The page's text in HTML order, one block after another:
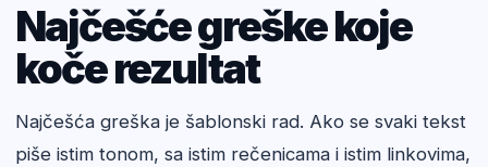
Najčešće greške koje
koče rezultat
Najčešća greška je šablonski rad. Ako se svaki tekst
piše istim tonom, sa istim rečenicama i istim linkovima,